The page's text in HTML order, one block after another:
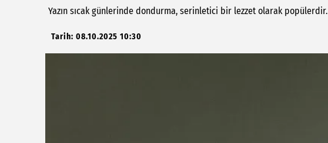
Yazın sıcak günlerinde dondurma, serinletici bir lezzet olarak popülerdir.
Tarih: 08.10.2025 10:30